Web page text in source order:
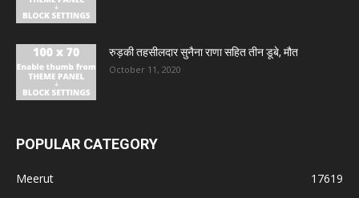
रुड़की तहसीलदार सुनैना राणा सहित तीन डूबे, मौत
October 11, 2020
POPULAR CATEGORY
Meerut
17619